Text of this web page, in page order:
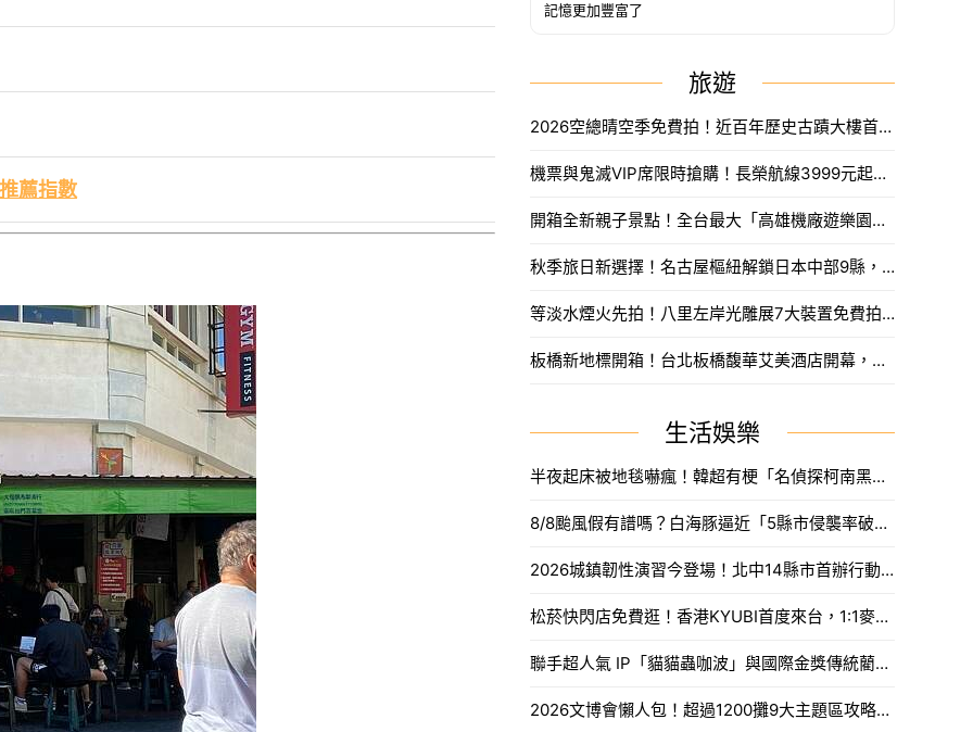
薦指數
記憶更加豐富了
旅遊
2026空總晴空季免費拍！近百年歷史古蹟大樓首度開放，沈浸式光影藝術、星空劇場。
機票與鬼滅VIP席限時搶購！長榮航線3999元起，中信兄弟主題套票8月7日開賣攻略。
開箱全新親子景點！全台最大「高雄機廠遊樂園區」8/8開幕，攀岩場、戲水區30項設施免費玩。
秋季旅日新選擇！名古屋樞紐解鎖日本中部9縣，搶先預訂父親節孝親賞楓之旅。
等淡水煙火先拍！八里左岸光雕展7大裝置免費拍，新北夏日浪漫旅遊。
板橋新地標開箱！台北板橋馥華艾美酒店開幕，高空泳池與絕美酒吧亮點一次看。
生活娛樂
半夜起床被地毯嚇瘋！韓超有梗「名偵探柯南黑衣人」系列周邊，用玻璃杯喝水直接被死亡凝視。
8/8颱風假有譜嗎？白海豚逼近「5縣市侵襲率破40%」，氣象署最快今發海警。
2026城鎮韌性演習今登場！北中14縣市首辦行動網路降速，外送暫停接單、全台注意事項一次看。
松菸快閃店免費逛！香港KYUBI首度來台，1:1麥可傑克森雕像震撼登場。
聯手超人氣 IP「貓貓蟲咖波」與國際金獎傳統藺編，WeMo打造今夏最香、最具文化溫度的騎乘體驗。
2026文博會懶人包！超過1200攤9大主題區攻略，海綿寶寶吉娃娃、咖波新品推薦必買。